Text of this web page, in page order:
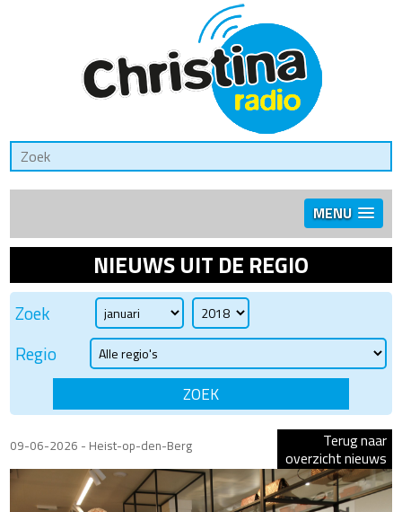
MENU
NIEUWS UIT DE REGIO
Zoek
Regio
09-06-2026 - Heist-op-den-Berg
Terug naar
overzicht nieuws